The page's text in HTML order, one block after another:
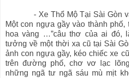
- Xe Thổ Mộ Tại Sài Gòn và
Một con ngựa gầy vào thành
hoa vàng …”câu thơ của ai đó,
tưởng về một thời xa cũ tại Sài
ảnh con ngựa gầy, kéo chiếc xe
trên đường phố, chơ vơ lạc
những ngã tư ngã sáu mù mịt